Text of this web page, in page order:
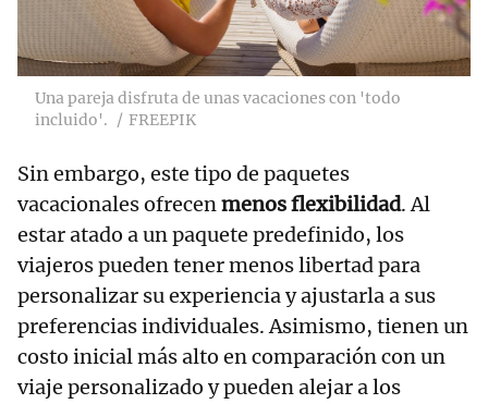
Una pareja disfruta de unas vacaciones con 'todo
incluido'.
FREEPIK
Sin embargo, este tipo de paquetes
vacacionales ofrecenmenos flexibilidad. Al
estar atado a un paquete predefinido, los
viajeros pueden tener menos libertad para
personalizar su experiencia y ajustarla a sus
preferencias individuales. Asimismo, tienen un
costo inicial más alto en comparación con un
viaje personalizado y pueden alejar a los